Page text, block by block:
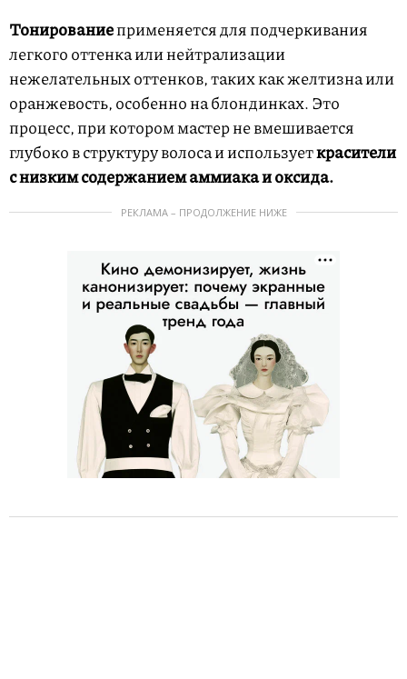
Тонированиеприменяется для подчеркивания
легкого оттенка или нейтрализации
нежелательных оттенков, таких как желтизна или
оранжевость, особенно на блондинках. Это
процесс, при котором мастер не вмешивается
глубоко в структуру волоса и используеткрасители
с низким содержанием аммиака и оксида.
РЕКЛАМА – ПРОДОЛЖЕНИЕ НИЖЕ